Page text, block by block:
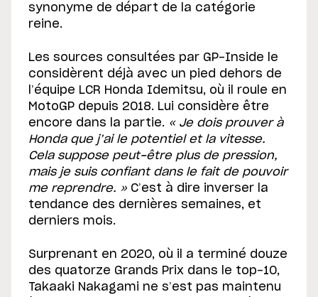
synonyme de départ de la catégorie
reine.
Les sources consultées par GP-Inside le
considèrent déjà avec un pied dehors de
l’équipe LCR Honda Idemitsu, où il roule en
MotoGP depuis 2018. Lui considère être
encore dans la partie. « Je dois prouver à
Honda que j’ai le potentiel et la vitesse.
Cela suppose peut-être plus de pression,
mais je suis confiant dans le fait de pouvoir
me reprendre. » C’est à dire inverser la
tendance des dernières semaines, et
derniers mois.
Surprenant en 2020, où il a terminé douze
des quatorze Grands Prix dans le top-10,
Takaaki Nakagami ne s’est pas maintenu